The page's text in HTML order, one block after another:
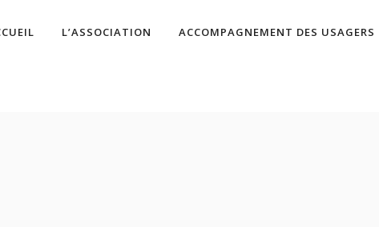
L’ASSOCIATION ACCOMPAGNEMENT DES USAGERS